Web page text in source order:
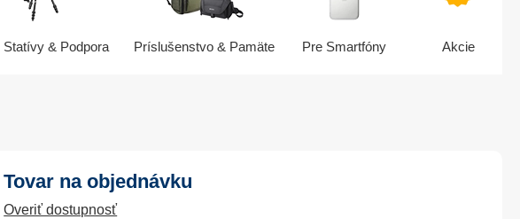
Statívy & Podpora Príslušenstvo & Pamäte Pre Smartfóny Akcie
Tovar na objednávku
Overiť dostupnosť